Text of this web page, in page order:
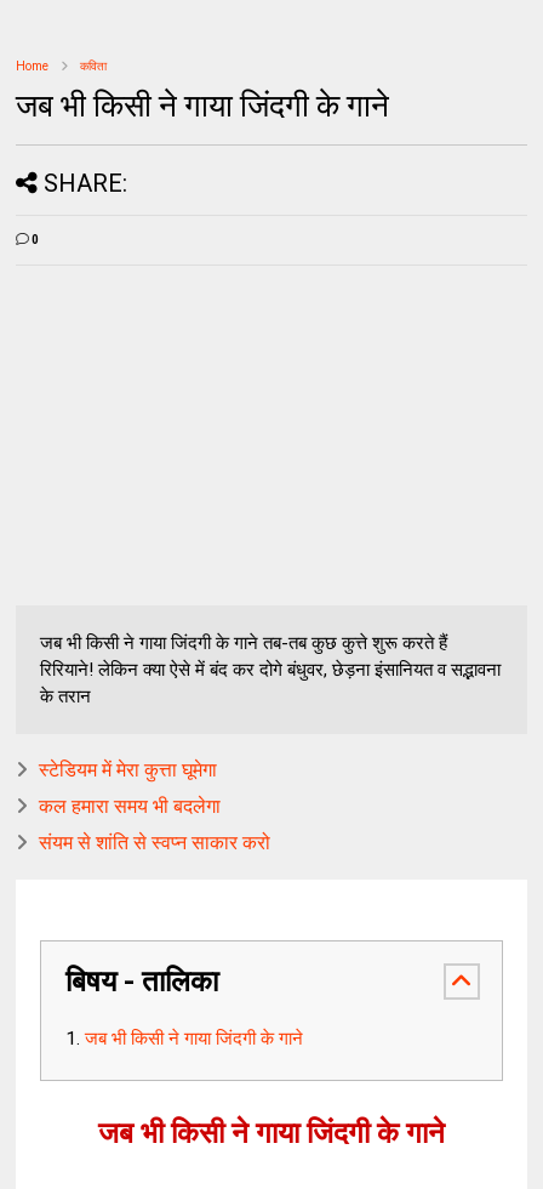
Home कविता
जब भी किसी ने गाया जिंदगी के गाने
SHARE:
0
जब भी किसी ने गाया जिंदगी के गाने तब-तब कुछ कुत्ते शुरू करते हैं
रिरियाने! लेकिन क्या ऐसे में बंद कर दोगे बंधुवर, छेड़ना इंसानियत व सद्भावना
के तरान
स्टेडियम में मेरा कुत्ता घूमेगा
कल हमारा समय भी बदलेगा
संयम से शांति से स्वप्न साकार करो
बिषय - तालिका
जब भी किसी ने गाया जिंदगी के गाने
जब भी किसी ने गाया जिंदगी के गाने